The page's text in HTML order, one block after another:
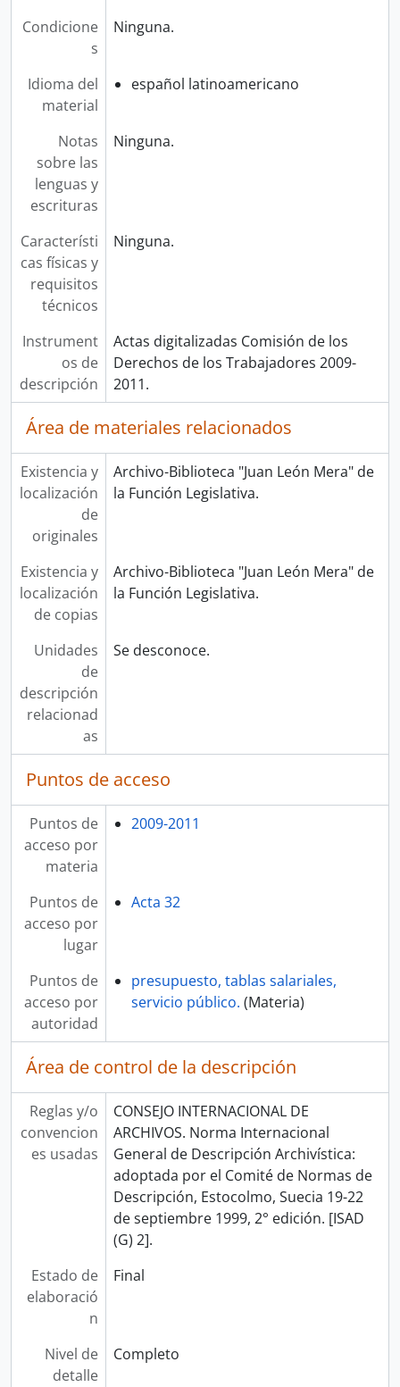
Condicione
s
Ninguna.
Idioma del
material
español latinoamericano
Notas
sobre las
lenguas y
escrituras
Ninguna.
Característi
cas físicas y
requisitos
técnicos
Ninguna.
Instrument
os de
descripción
Actas digitalizadas Comisión de los
Derechos de los Trabajadores 2009-
2011.
Área de materiales relacionados
Existencia y
localización
de
originales
Archivo-Biblioteca "Juan León Mera" de
la Función Legislativa.
Existencia y
localización
de copias
Archivo-Biblioteca "Juan León Mera" de
la Función Legislativa.
Unidades
de
descripción
relacionad
as
Se desconoce.
Puntos de acceso
Puntos de
acceso por
materia
2009-2011
Puntos de
acceso por
lugar
Acta 32
Puntos de
acceso por
autoridad
presupuesto, tablas salariales,
servicio público. (Materia)
Área de control de la descripción
Reglas y/o
convencion
es usadas
CONSEJO INTERNACIONAL DE
ARCHIVOS. Norma Internacional
General de Descripción Archivística:
adoptada por el Comité de Normas de
Descripción, Estocolmo, Suecia 19-22
de septiembre 1999, 2° edición. [ISAD
(G) 2].
Estado de
elaboració
n
Final
Nivel de
detalle
Completo